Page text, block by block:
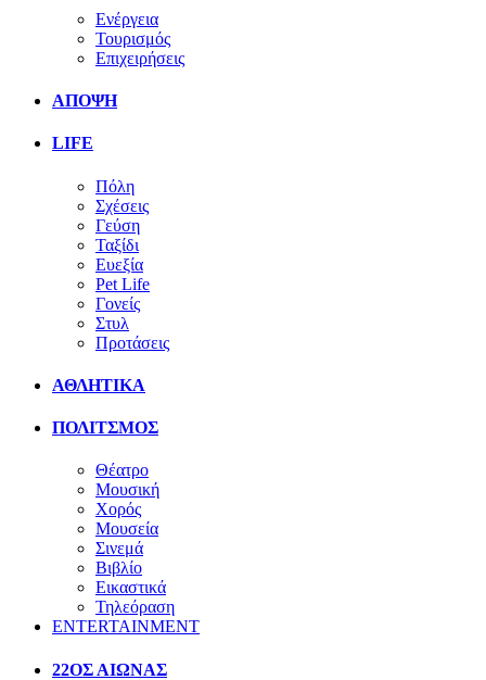
Ενέργεια
Τουρισμός
Επιχειρήσεις
ΑΠΟΨΗ
LIFE
Πόλη
Σχέσεις
Γεύση
Ταξίδι
Ευεξία
Pet Life
Γονείς
Στυλ
Προτάσεις
ΑΘΛΗΤΙΚΑ
ΠΟΛΙΤΣΜΟΣ
Θέατρο
Μουσική
Χορός
Μουσεία
Σινεμά
Βιβλίο
Εικαστικά
Τηλεόραση
ENTERTAINMENT
22ΟΣ ΑΙΩΝΑΣ